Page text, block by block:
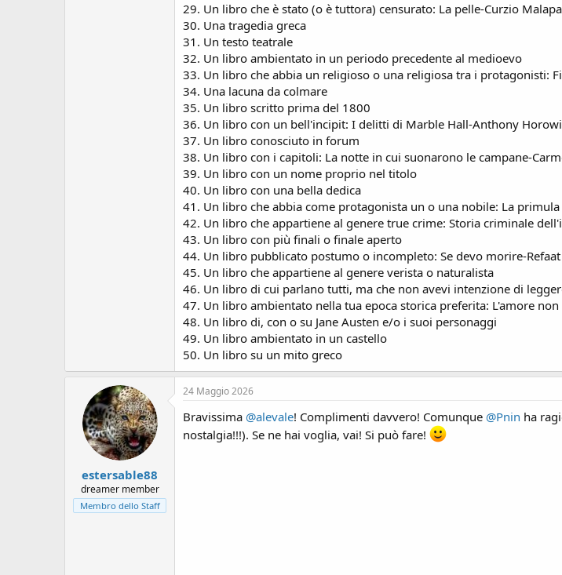
29. Un libro che è stato (o è tuttora) censurato: La pelle-Curzio
30. Una tragedia greca
31. Un testo teatrale
32. Un libro ambientato in un periodo precedente al medioevo
33. Un libro che abbia un religioso o una religiosa tra i protagonisti:
34. Una lacuna da colmare
35. Un libro scritto prima del 1800
36. Un libro con un bell'incipit: I delitti di Marble Hall-Anthony
37. Un libro conosciuto in forum
38. Un libro con i capitoli: La notte in cui suonarono le campane-
39. Un libro con un nome proprio nel titolo
40. Un libro con una bella dedica
41. Un libro che abbia come protagonista un o una nobile: La primula
42. Un libro che appartiene al genere true crime: Storia criminale
43. Un libro con più finali o finale aperto
44. Un libro pubblicato postumo o incompleto: Se devo morire-
45. Un libro che appartiene al genere verista o naturalista
46. Un libro di cui parlano tutti, ma che non avevi intenzione di
47. Un libro ambientato nella tua epoca storica preferita: L'amore
48. Un libro di, con o su Jane Austen e/o i suoi personaggi
49. Un libro ambientato in un castello
50. Un libro su un mito greco
estersable88
dreamer member
Membro dello Staff
24 Maggio 2026
Bravissima @alevale! Complimenti davvero! Comunque @Pnin ha
nostalgia!!!). Se ne hai voglia, vai! Si può fare!